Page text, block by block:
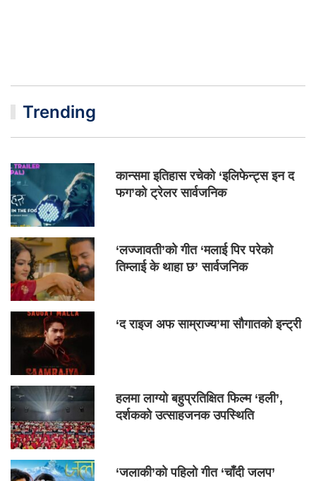
Trending
कान्समा इतिहास रचेको ‘इलिफेन्ट्स इन द
फग’को ट्रेलर सार्वजनिक
‘लज्जावती’को गीत ‘मलाई पिर परेको
तिम्लाई के थाहा छ’ सार्वजनिक
‘द राइज अफ साम्राज्य’मा सौगातको इन्ट्री
हलमा लाग्यो बहुप्रतिक्षित फिल्म ‘हली’,
दर्शकको उत्साहजनक उपस्थिति
‘जलाकी’को पहिलो गीत ‘चाँदी जलप’